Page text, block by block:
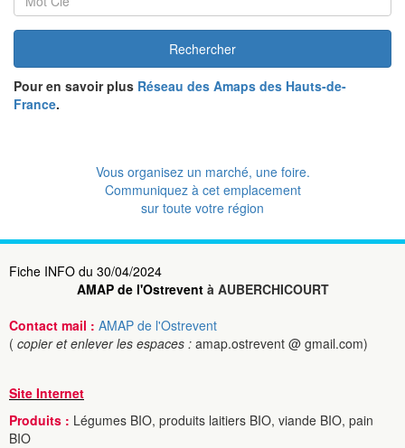
Rechercher
Pour en savoir plus Réseau des Amaps des Hauts-de-
France.
Vous organisez un marché, une foire.
Communiquez à cet emplacement
sur toute votre région
Fiche INFO du 30/04/2024
AMAP de l'Ostreventà AUBERCHICOURT
Contact mail : AMAP de l'Ostrevent
( copier et enlever les espaces : amap.ostrevent @ gmail.com)
Site Internet
Produits : Légumes BIO, produits laitiers BIO, viande BIO, pain
BIO